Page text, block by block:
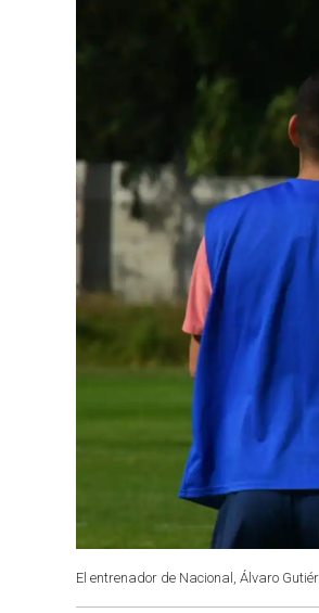
El entrenador de Nacional, Álvaro